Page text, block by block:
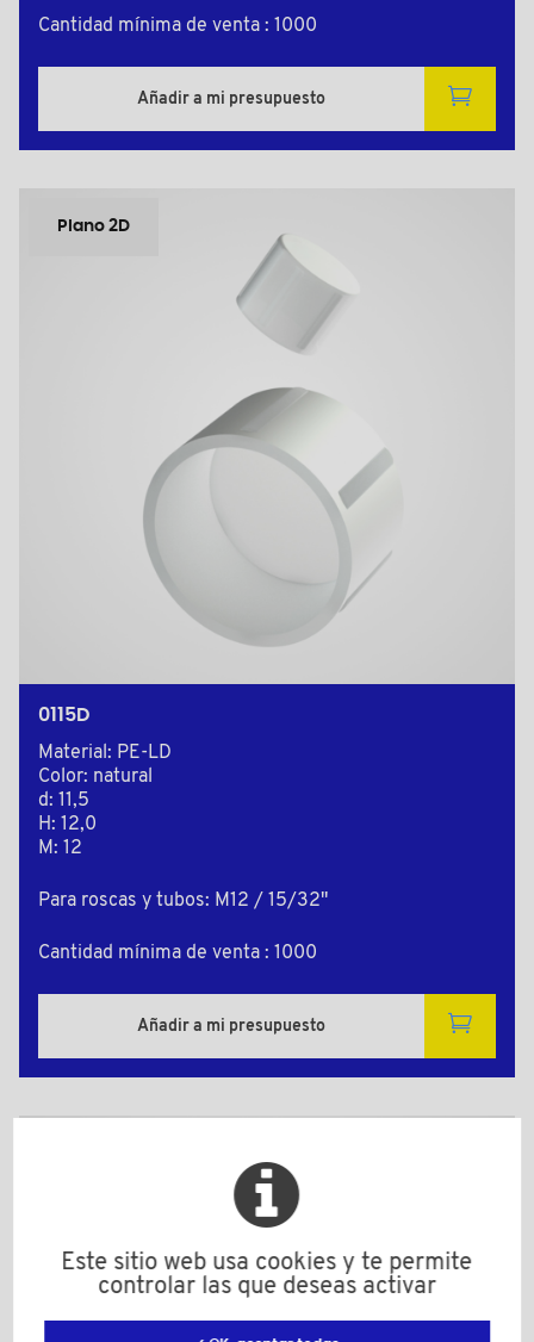
Cantidad mínima de venta : 1000
Añadir a mi presupuesto
Plano 2D
0115D
Material: PE-LD
Color: natural
d: 11,5
H: 12,0
M: 12
Para roscas y tubos: M12 / 15/32"
Cantidad mínima de venta : 1000
Añadir a mi presupuesto
Este sitio web usa cookies y te permite
controlar las que deseas activar